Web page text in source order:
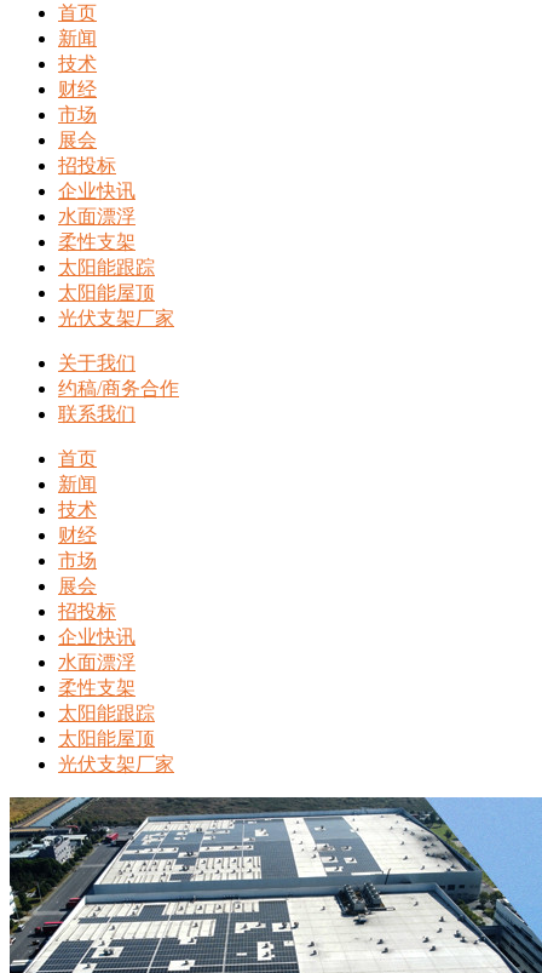
首页
新闻
技术
财经
市场
展会
招投标
企业快讯
水面漂浮
柔性支架
太阳能跟踪
太阳能屋顶
光伏支架厂家
关于我们
约稿/商务合作
联系我们
首页
新闻
技术
财经
市场
展会
招投标
企业快讯
水面漂浮
柔性支架
太阳能跟踪
太阳能屋顶
光伏支架厂家